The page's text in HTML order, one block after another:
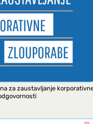
za zaustavljanje